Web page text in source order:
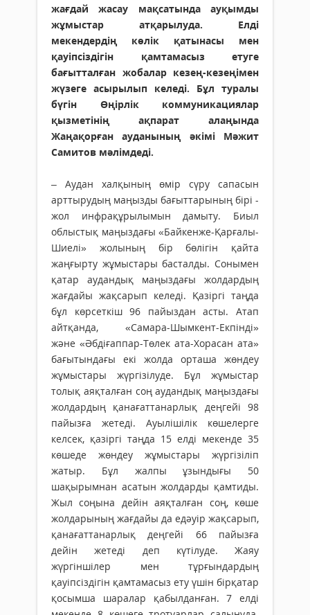
жағдай жасау мақсатында ауқымды
жұмыстар атқарылуда. Елді
мекендердің көлік қатынасы мен
қауіпсіздігін қамтамасыз етуге
бағытталған жобалар кезең-кезеңімен
жүзеге асырылып келеді. Бұл туралы
бүгін Өңірлік коммуникациялар
қызметінің ақпарат алаңында
Жаңақорған ауданының әкімі Мәжит
Самитов мәлімдеді.
– Аудан халқының өмір сүру сапасын
арттырудың маңызды бағыттарының бірі -
жол инфрақұрылымын дамыту. Биыл
облыстық маңыздағы «Байкенже-Қарғалы-
Шиелі» жолының бір бөлігін қайта
жаңғырту жұмыстары басталды. Сонымен
қатар аудандық маңыздағы жолдардың
жағдайы жақсарып келеді. Қазіргі таңда
бұл көрсеткіш 96 пайыздан асты. Атап
айтқанда, «Самара-Шымкент-Екпінді»
және «Әбдіғаппар-Төлек ата-Хорасан ата»
бағытындағы екі жолда орташа жөндеу
жұмыстары жүргізілуде. Бұл жұмыстар
толық аяқталған соң аудандық маңыздағы
жолдардың қанағаттанарлық деңгейі 98
пайызға жетеді. Ауылішілік көшелерге
келсек, қазіргі таңда 15 елді мекенде 35
көшеде жөндеу жұмыстары жүргізіліп
жатыр. Бұл жалпы ұзындығы 50
шақырымнан асатын жолдарды қамтиды.
Жыл соңына дейін аяқталған соң, көше
жолдарының жағдайы да едәуір жақсарып,
қанағаттанарлық деңгейі 66 пайызға
дейін жетеді деп күтілуде. Жаяу
жүргіншілер мен тұрғындардың
қауіпсіздігін қамтамасыз ету үшін бірқатар
қосымша шаралар қабылданған. 7 елді